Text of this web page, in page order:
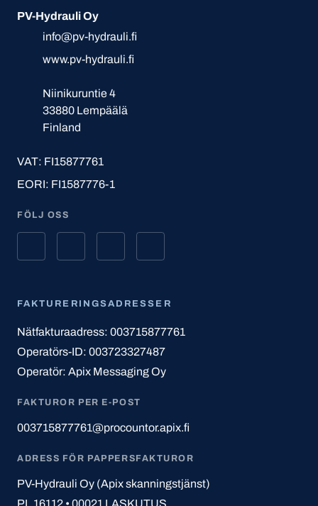
PV-Hydrauli Oy
info@pv-hydrauli.fi
www.pv-hydrauli.fi
Niinikuruntie 4
33880 Lempäälä
Finland
VAT: FI15877761
EORI: FI1587776-1
FÖLJ OSS
FAKTURERINGSADRESSER
Nätfakturaadress: 003715877761
Operatörs-ID: 003723327487
Operatör: Apix Messaging Oy
FAKTUROR PER E-POST
003715877761@procountor.apix.fi
ADRESS FÖR PAPPERSFAKTUROR
PV-Hydrauli Oy (Apix skanningstjänst)
PL 16112 • 00021 LASKUTUS